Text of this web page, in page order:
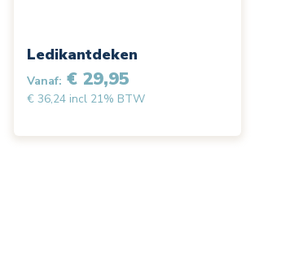
Ledikantdeken
Vanaf: € 29,95
€ 36,24 incl 21% BTW